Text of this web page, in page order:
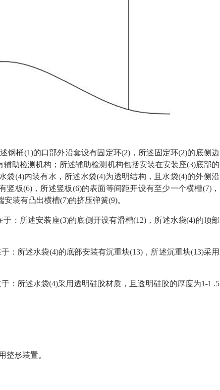
钢桶(1)的口部外沿套设有固定环(2)，所述固定环(2)的底侧边
助检测机构；所述辅助检测机构包括安装在安装座(3)底部的
袋(4)内装有水，所述水袋(4)为透明结构，且水袋(4)的外侧沿
板(6)，所述竖板(6)的表面等间距开设有至少一个横槽(7)，
装有凸出横槽(7)的挤压弹簧(9)。
：所述安装座(3)的底侧开设有滑槽(12)，所述水袋(4)的顶部
：所述水袋(4)的底部安装有沉重块(13)，所述沉重块(13)采用
：所述水袋(4)采用透明硅胶材质，且透明硅胶的厚度为1‑1 .5
整形装置。